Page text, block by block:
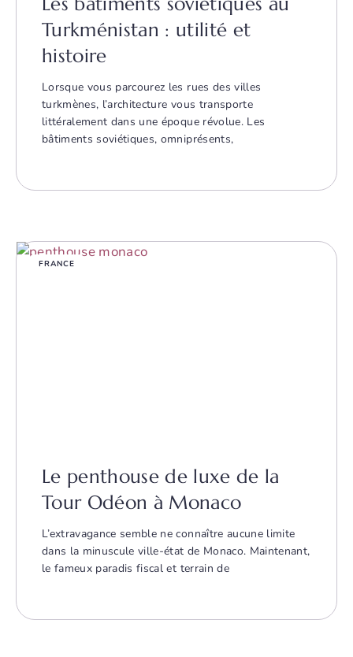
Turkménistan : utilité et
histoire
Lorsque vous parcourez les rues des villes
turkmènes, l’architecture vous transporte
littéralement dans une époque révolue. Les
bâtiments soviétiques, omniprésents,
FRANCE
Le penthouse de luxe de la
Tour Odéon à Monaco
L’extravagance semble ne connaître aucune limite
dans la minuscule ville-état de Monaco. Maintenant,
le fameux paradis fiscal et terrain de